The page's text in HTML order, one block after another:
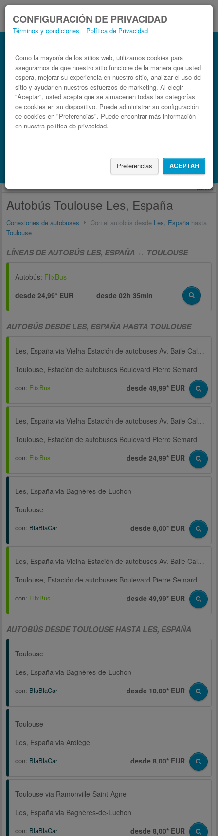
CONFIGURACIÓN DE PRIVACIDAD
Términos y condiciones Política de Privacidad
Como la mayoría de los sitios web, utilizamos cookies para
asegurarnos de que nuestro sitio funcione de la manera que usted
espera, mejorar su experiencia en nuestro sitio, analizar el uso del
sitio y ayudar en nuestros esfuerzos de marketing. Al elegir
"Aceptar", usted acepta que se almacenen todas las categorías
de cookies en su dispositivo. Puede administrar su configuración
de cookies en "Preferencias". Puede encontrar más información
en nuestra política de privacidad.
Preferencias ACEPTAR
Autobús Les, España Toulouse
Billetes de autobuses en solo 3 pasos
Busca también alojamiento con Booking.com
publicidad
Autobús Toulouse Les, España
Conexiones de autobuses Con el autobús desde Les, España hasta
Toulouse
LÍNEAS DE AUTOBÚS LES, ESPAÑA ↔ TOULOUSE
Autobús: FlixBus
desde 24,99* EUR
desde02h 35min
AUTOBÚS DESDE LES, ESPAÑA HASTA TOULOUSE
Les, España via Vielha Estación de autobuses Av. Baile Calbeto Barra
Toulouse, Estación de autobuses Boulevard Pierre Semard
con: FlixBus desde 49,99* EUR
Les, España via Vielha Estación de autobuses Av. Baile Calbeto Barra
Toulouse, Estación de autobuses Boulevard Pierre Semard
con: FlixBus desde 24,99* EUR
Les, España via Bagnères-de-Luchon
Toulouse
con: BlaBlaCar desde 8,00* EUR
Les, España via Vielha Estación de autobuses Av. Baile Calbeto Barra
Toulouse, Estación de autobuses Boulevard Pierre Semard
con: FlixBus desde 49,99* EUR
AUTOBÚS DESDE TOULOUSE HASTA LES, ESPAÑA
Toulouse
Les, España via Bagnères-de-Luchon
con: BlaBlaCar desde 10,00* EUR
Toulouse
Les, España via Ardiège
con: BlaBlaCar desde 8,00* EUR
Toulouse via Ramonville-Saint-Agne
Les, España via Bagnères-de-Luchon
con: BlaBlaCar desde 8,00* EUR